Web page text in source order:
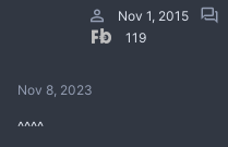
Nov 1, 2015
119
Nov 8, 2023
^^^^